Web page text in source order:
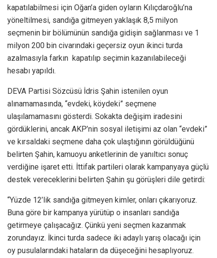
kapatılabilmesi için Oğan’a giden oyların Kılıçdaroğlu’na
yöneltilmesi, sandığa gitmeyen yaklaşık 8,5 milyon
seçmenin bir bölümünün sandığa gidişin sağlanması ve 1
milyon 200 bin civarındaki geçersiz oyun ikinci turda
azalmasıyla farkın kapatılıp seçimin kazanılabileceği
hesabı yapıldı.
DEVA Partisi Sözcüsü İdris Şahin istenilen oyun
alınamamasında, “evdeki, köydeki” seçmene
ulaşılamamasını gösterdi. Sokakta değişim iradesini
gördüklerini, ancak AKP’nin sosyal iletişimi az olan “evdeki”
ve kırsaldaki seçmene daha çok ulaştığının görüldüğünü
belirten Şahin, kamuoyu anketlerinin de yanıltıcı sonuç
verdiğine işaret etti. İttifak partileri olarak kampanyaya güçlü
destek vereceklerini belirten Şahin şu görüşleri dile getirdi:
“Yüzde 12’lik sandığa gitmeyen kimler, onları çıkarıyoruz.
Buna göre bir kampanya yürütüp o insanları sandığa
getirmeye çalışacağız. Çünkü yeni seçmen kazanmak
zorundayız. İkinci turda sadece iki adaylı yarış olacağı için
oy pusulalarındaki hataların da düşeceğini hesaplıyoruz.